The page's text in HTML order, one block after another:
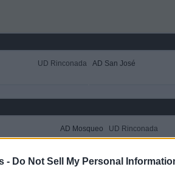
- Do Not Sell My Personal
UD Rinconada AD San José
AD Mosqueo UD Rinconada